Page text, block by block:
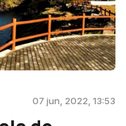
07 jun, 2022, 13:53